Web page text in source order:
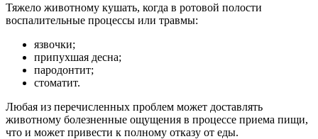
Тяжело животному кушать, когда в ротовой полости
воспалительные процессы или травмы:
язвочки;
припухшая десна;
пародонтит;
стоматит.
Любая из перечисленных проблем может доставлять
животному болезненные ощущения в процессе приема пищи,
что и может привести к полному отказу от еды.